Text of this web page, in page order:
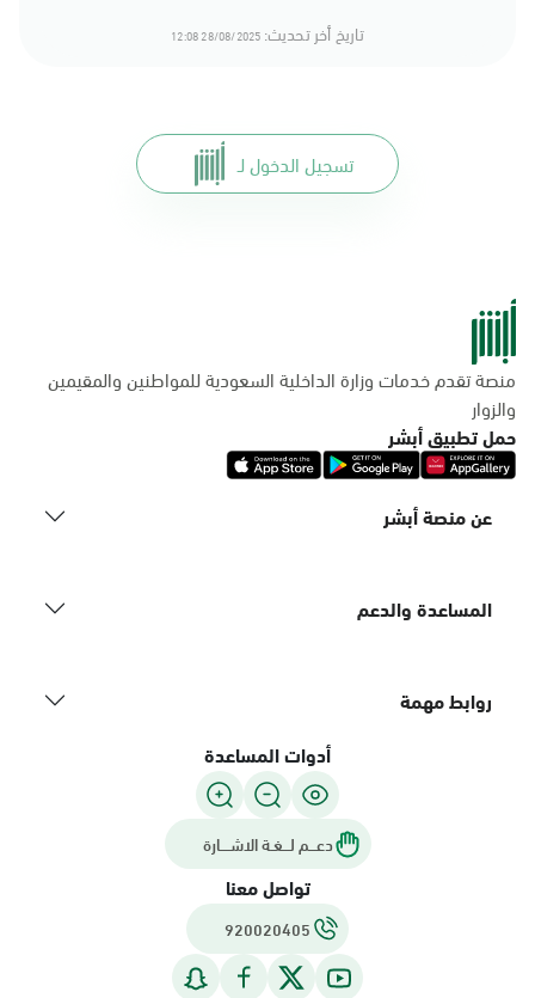
تاريخ أخر تحديث: 28/08/2025 12:08
تسجيل الدخول لـ
منصة تقدم خدمات وزارة الداخلية السعودية للمواطنين والمقيمين
والزوار
حمل تطبيق أبشر
عن منصة أبشر
المساعدة والدعم
روابط مهمة
أدوات المساعدة
دعـــم لـــغـة الاشــــارة
تواصل معنا
920020405